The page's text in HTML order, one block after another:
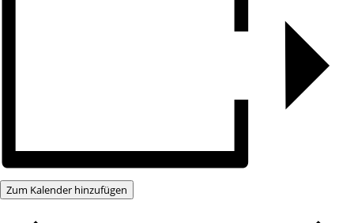
Zum Kalender hinzufügen